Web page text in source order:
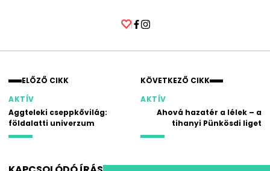
ELŐZŐ CIKK
AKTÍV
Aggteleki cseppkővilág:
földalatti univerzum
KÖVETKEZŐ CIKK
AKTÍV
Ahová hazatér a lélek – a
tihanyi Pünkösdi liget